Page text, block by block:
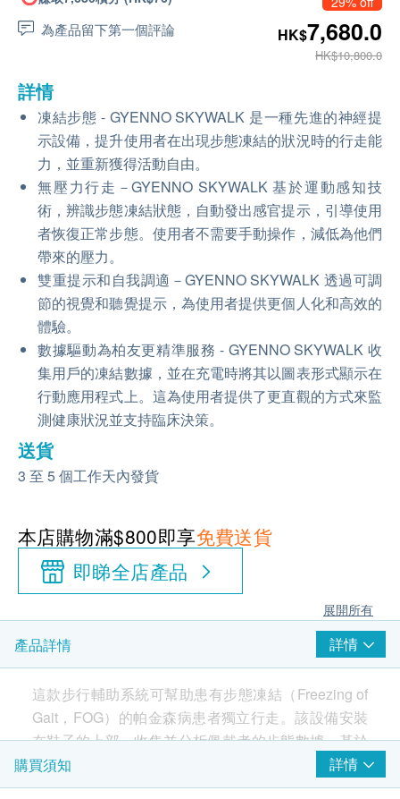
為產品留下第一個評論 HK$7,680.0
HK$10,800.0
詳情
凍結步態 - GYENNO SKYWALK 是一種先進的神經提
示設備，提升使用者在出現步態凍結的狀況時的行走能
力，並重新獲得活動自由。
無壓力行走－GYENNO SKYWALK 基於運動感知技
術，辨識步態凍結狀態，自動發出感官提示，引導使用
者恢復正常步態。使用者不需要手動操作，減低為他們
帶來的壓力。
雙重提示和自我調適－GYENNO SKYWALK 透過可調
節的視覺和聽覺提示，為使用者提供更個人化和高效的
體驗。
數據驅動為柏友更精準服務 - GYENNO SKYWALK 收
集用戶的凍結數據，並在充電時將其以圖表形式顯示在
行動應用程式上。這為使用者提供了更直觀的方式來監
測健康狀況並支持臨床決策。
送貨
3 至 5 個工作天內發貨
本店購物滿$800即享免費送貨
即睇全店產品
展開所有
產品詳情 詳情
這款步行輔助系統可幫助患有步態凍結（Freezing of
Gait，FOG）的帕金森病患者獨立行走。該設備安裝
在鞋子的上部，收集並分析佩戴者的步態數據。基於
人工智能(AI)的算法可以檢測由於步態凍結而引起的
異常。然後，設備會在地板上投射一條激光線和/或觸
購買須知 詳情